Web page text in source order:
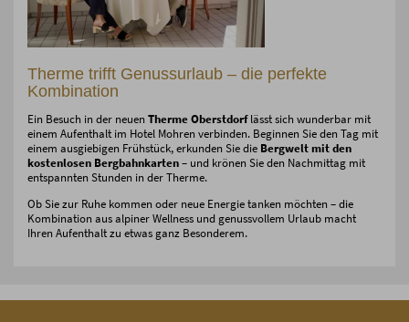
Therme trifft Genussurlaub – die perfekte
Kombination
Ein Besuch in der neuen Therme Oberstdorflässt sich wunderbar mit
einem Aufenthalt im Hotel Mohren verbinden. Beginnen Sie den Tag mit
einem ausgiebigen Frühstück, erkunden Sie die Bergwelt mit den
kostenlosen Bergbahnkarten– und krönen Sie den Nachmittag mit
entspannten Stunden in der Therme.
Ob Sie zur Ruhe kommen oder neue Energie tanken möchten – die
Kombination aus alpiner Wellness und genussvollem Urlaub macht
Ihren Aufenthalt zu etwas ganz Besonderem.